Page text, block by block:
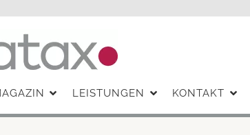
LEISTUNGEN KONTAKT